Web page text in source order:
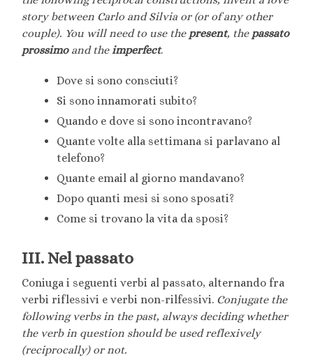
story between Carlo and Silvia or (or of any other
couple). You will need to use the present, the passato
prossimoand the imperfect.
Dove si sono consciuti?
Si sono innamorati subito?
Quando e dove si sono incontravano?
Quante volte alla settimana si parlavano al
telefono?
Quante email al giorno mandavano?
Dopo quanti mesi si sono sposati?
Come si trovano la vita da sposi?
III. Nel passato
Coniuga i seguenti verbi al passato, alternando fra
verbi riflessivi e verbi non-rilfessivi. Conjugate the
following verbs in the past, always deciding whether
the verb in question should be used reflexively
(reciprocally) or not.